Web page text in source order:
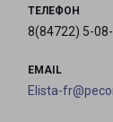
ТЕЛЕФОН
8(84722) 5-
EMAIL
Elista-